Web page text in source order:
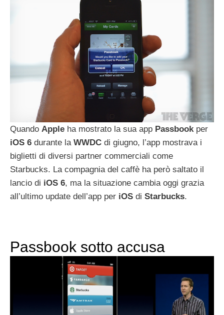
Quando Apple ha mostrato la sua app Passbookper
iOS 6 durante la WWDC di giugno, l’app mostrava i
biglietti di diversi partner commerciali come
Starbucks. La compagnia del caffè ha però saltato il
lancio di iOS 6, ma la situazione cambia oggi grazia
all’ultimo update dell’app per iOS di Starbucks.
Passbook sotto accusa